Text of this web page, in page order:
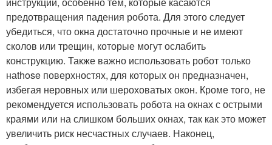
предотвращения падения робота. Для этого следует
убедиться, что окна достаточно прочные и не имеют
сколов или трещин, которые могут ослабить
конструкцию. Также важно использовать робот только
наthose поверхностях, для которых он предназначен,
избегая неровных или шероховатых окон. Кроме того, не
рекомендуется использовать робота на окнах с острыми
краями или на слишком больших окнах, так как это может
увеличить риск несчастных случаев. Наконец,